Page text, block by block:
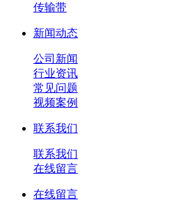
传输带
新闻动态
公司新闻
行业资讯
常见问题
视频案例
联系我们
联系我们
在线留言
在线留言